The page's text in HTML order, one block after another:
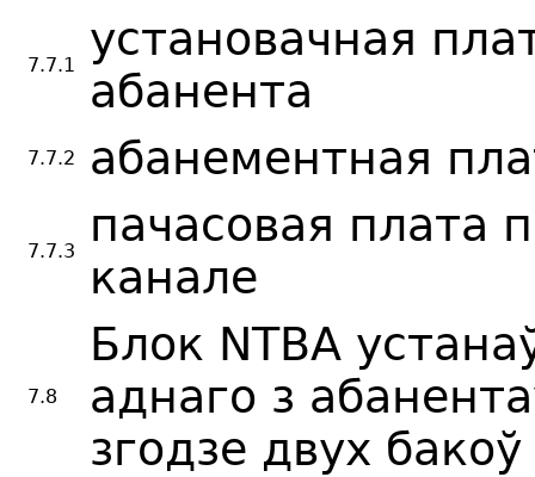
7.7.1
установачная
абанента
7.7.2 абанементная
7.7.3
пачасовая плата
канале
7.8
Блок NTBA
аднаго з
згодзе двух бакоў